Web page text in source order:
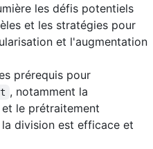
les défis potentiels
et les stratégies pour
et l'augmentation
prérequis pour
, notamment la
le prétraitement
division est efficace et